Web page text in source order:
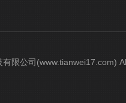
限公司(www.tianwei17.com)